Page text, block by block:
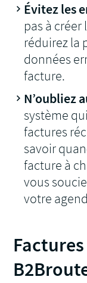
Évitez les
pas à
réduirez la
données
facture.
N’oubliez
système
factures
savoir
facture à
vous
votre